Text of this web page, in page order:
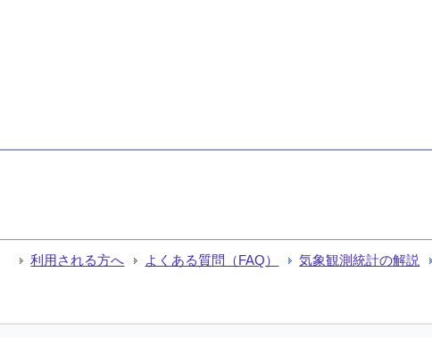
利用される方へ よくある質問（FAQ） 気象観測統計の解説